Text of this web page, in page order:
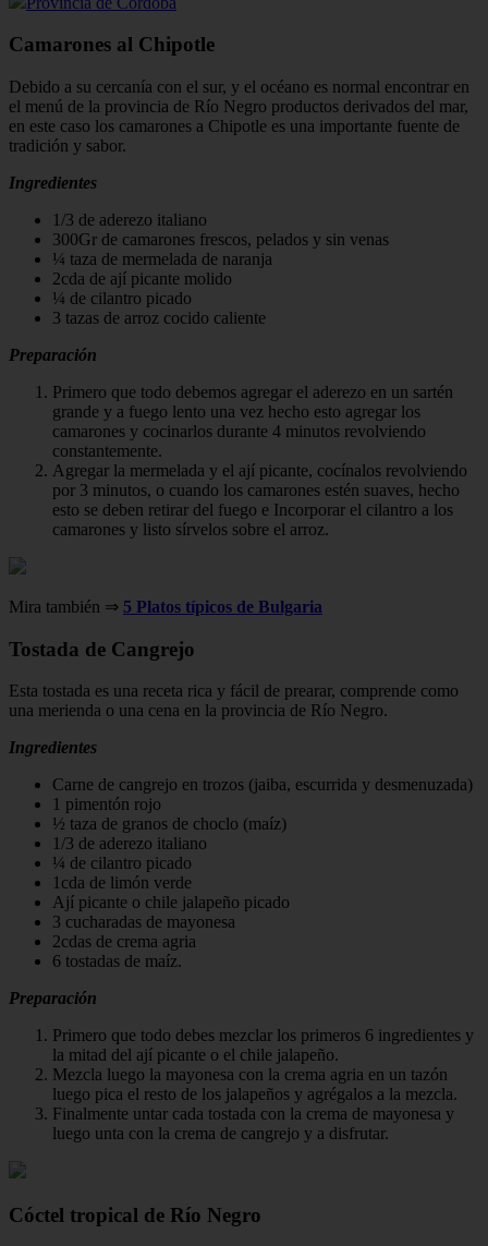
Camarones al Chipotle
Debido a su cercanía con el sur, y el océano es normal encontrar en
el menú de la provincia de Río Negro productos derivados del mar,
en este caso los camarones a Chipotle es una importante fuente de
tradición y sabor.
Ingredientes
1/3 de aderezo italiano
300Gr de camarones frescos, pelados y sin venas
¼ taza de mermelada de naranja
2cda de ají picante molido
¼ de cilantro picado
3 tazas de arroz cocido caliente
Preparación
Primero que todo debemos agregar el aderezo en un sartén
grande y a fuego lento una vez hecho esto agregar los
camarones y cocinarlos durante 4 minutos revolviendo
constantemente.
Agregar la mermelada y el ají picante, cocínalos revolviendo
por 3 minutos, o cuando los camarones estén suaves, hecho
esto se deben retirar del fuego e Incorporar el cilantro a los
camarones y listo sírvelos sobre el arroz.
Mira también ⇒ 5 Platos típicos de Bulgaria
Tostada de Cangrejo
Esta tostada es una receta rica y fácil de prearar, comprende como
una merienda o una cena en la provincia de Río Negro.
Ingredientes
Carne de cangrejo en trozos (jaiba, escurrida y desmenuzada)
1 pimentón rojo
½ taza de granos de choclo (maíz)
1/3 de aderezo italiano
¼ de cilantro picado
1cda de limón verde
Ají picante o chile jalapeño picado
3 cucharadas de mayonesa
2cdas de crema agria
6 tostadas de maíz.
Preparación
Primero que todo debes mezclar los primeros 6 ingredientes y
la mitad del ají picante o el chile jalapeño.
Mezcla luego la mayonesa con la crema agria en un tazón
luego pica el resto de los jalapeños y agrégalos a la mezcla.
Finalmente untar cada tostada con la crema de mayonesa y
luego unta con la crema de cangrejo y a disfrutar.
Cóctel tropical de Río Negro